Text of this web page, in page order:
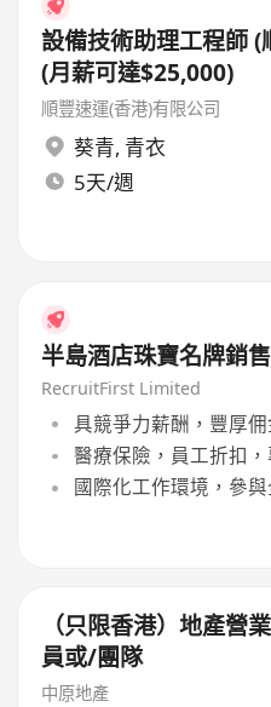
設備技術助理工程師 (
(月薪可達$25,000)
順豐速運(香港)有限公司
葵青, 青衣
5天/週
半島酒店珠寶名牌銷售
RecruitFirst Limited
具競爭力薪酬，豐厚
醫療保險，員工折扣
國際化工作環境，參
（只限香港）地產營
員或/團隊
中原地產